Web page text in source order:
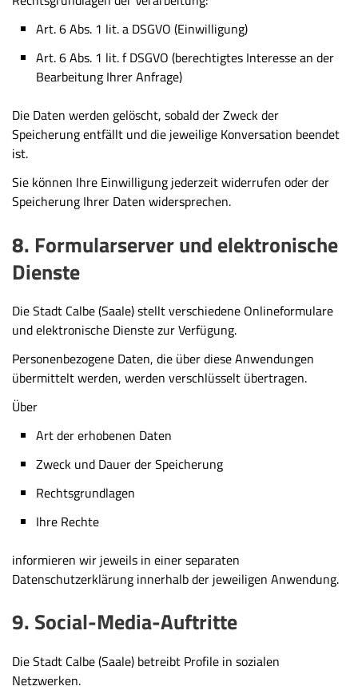
Art. 6 Abs. 1 lit. a DSGVO (Einwilligung)
Art. 6 Abs. 1 lit. f DSGVO (berechtigtes Interesse an der
Bearbeitung Ihrer Anfrage)
Die Daten werden gelöscht, sobald der Zweck der
Speicherung entfällt und die jeweilige Konversation beendet
ist.
Sie können Ihre Einwilligung jederzeit widerrufen oder der
Speicherung Ihrer Daten widersprechen.
8. Formularserver und elektronische
Dienste
Die Stadt Calbe (Saale) stellt verschiedene Onlineformulare
und elektronische Dienste zur Verfügung.
Personenbezogene Daten, die über diese Anwendungen
übermittelt werden, werden verschlüsselt übertragen.
Über
Art der erhobenen Daten
Zweck und Dauer der Speicherung
Rechtsgrundlagen
Ihre Rechte
informieren wir jeweils in einer separaten
Datenschutzerklärung innerhalb der jeweiligen Anwendung.
9. Social-Media-Auftritte
Die Stadt Calbe (Saale) betreibt Profile in sozialen
Netzwerken.